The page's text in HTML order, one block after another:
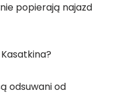
popierają najazd
odsuwani od